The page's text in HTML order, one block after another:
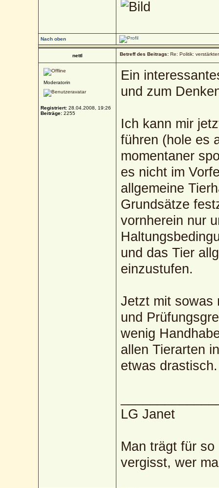
Nach oben
nettl Betreff des Beitrags: Re: Politik:
Moderatorin
Registriert: 28.04.2008, 19:26
Beiträge: 2255
Ein
und zum
Ich kann mir
führen (hole es
momentaner
es nicht im
allgemeine
Grundsätze
vornherein nur
und das Tier
einzustufen.
Jetzt mit sowas
und
wenig
allen Tierarten
etwas drastisch.
LG Janet
Man trägt für
vergisst, wer